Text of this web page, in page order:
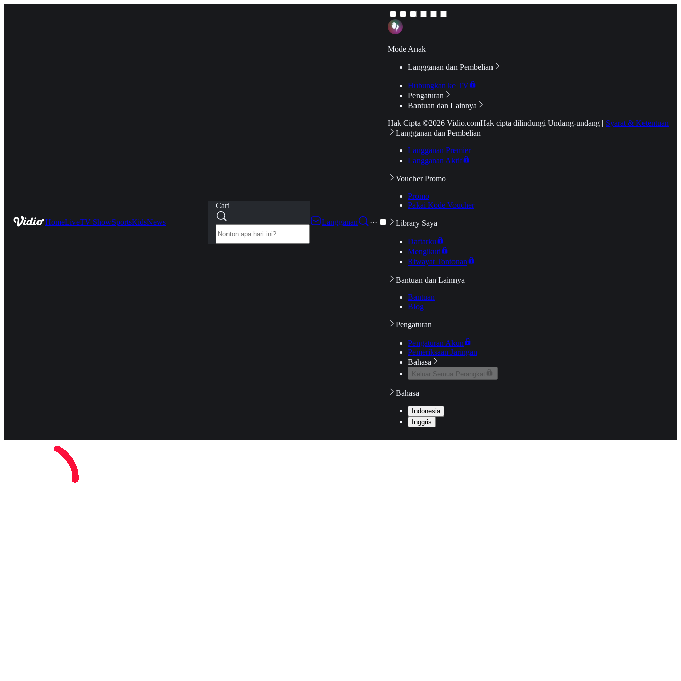
HomeLiveTV ShowSportsKidsNews
Cari
Langganan
···
Mode Anak
Langganan dan Pembelian
Hubungkan ke TV
Pengaturan
Bantuan dan Lainnya
Hak Cipta ©2026 Vidio.comHak cipta dilindungi Undang-undang | Syarat & Ketentuan
Langganan dan Pembelian
Langganan Premier
Langganan Aktif
Voucher Promo
Promo
Pakai Kode Voucher
Library Saya
Daftarku
Mengikuti
Riwayat Tontonan
Bantuan dan Lainnya
Bantuan
Blog
Pengaturan
Pengaturan Akun
Pemeriksaan Jaringan
Bahasa
Keluar Semua Perangkat
Bahasa
Indonesia
Inggris